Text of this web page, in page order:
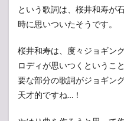
という歌詞は、桜井和寿が
時に思いついたそうです。
桜井和寿は、度々ジョギン
ロディが思いつくというこ
要な部分の歌詞がジョギン
天才的ですね…！